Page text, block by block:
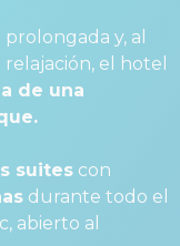
y, al
el hotel
de una
suites con
durante todo el
abierto al